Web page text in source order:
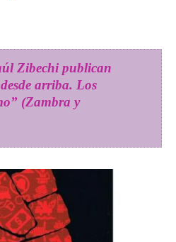
Zibechi publican
arriba. Los
(Zambra y